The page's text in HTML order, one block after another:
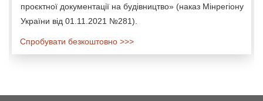
проєктної документації на будівництво» (наказ Мінрегіону
України від 01.11.2021 №281).
Спробувати безкоштовно >>>